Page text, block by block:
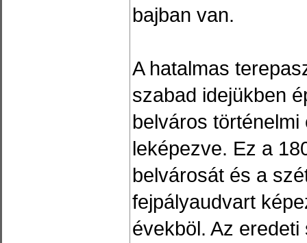
bajban van.
A hatalmas
szabad idejükben
belváros
leképezve. Ez a
belvárosát és a
fejpályaudvart
évekböl. Az